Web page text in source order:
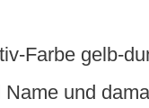
Farbe gelb-
und